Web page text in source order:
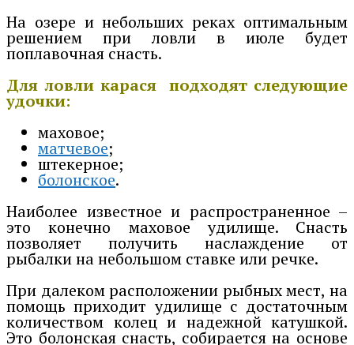
На озере и небольших реках оптимальным
решением при ловли в июле будет
поплавочная снасть.
Для ловли карася подходят следующие
удочки:
маховое;
матчевое;
штекерное;
болонское.
Наиболее известное и распространенное –
это конечно маховое удилище. Снасть
позволяет получить наслаждение от
рыбалки на небольшом ставке или речке.
При далеком расположении рыбных мест, на
помощь приходит удилище с достаточным
количеством колец и надежной катушкой.
Это болонская снасть, собирается на основе